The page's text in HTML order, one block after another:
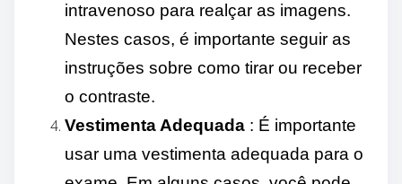
intravenoso para realçar as imagens.
Nestes casos, é importante seguir as
instruções sobre como tirar ou receber
o contraste.
Vestimenta Adequada : É importante
usar uma vestimenta adequada para o